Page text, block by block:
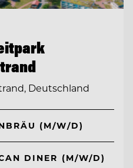
Deutschland
(M/W/D)
DINER (M/W/D)